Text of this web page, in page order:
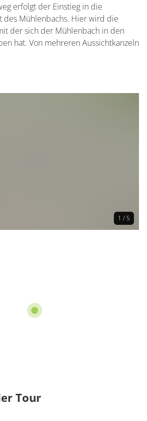
erfolgt der Einstieg in die
des Mühlenbachs. Hier wird die
der sich der Mühlenbach in den
hat. Von mehreren Aussichtkanzeln
1 / 5
Tour